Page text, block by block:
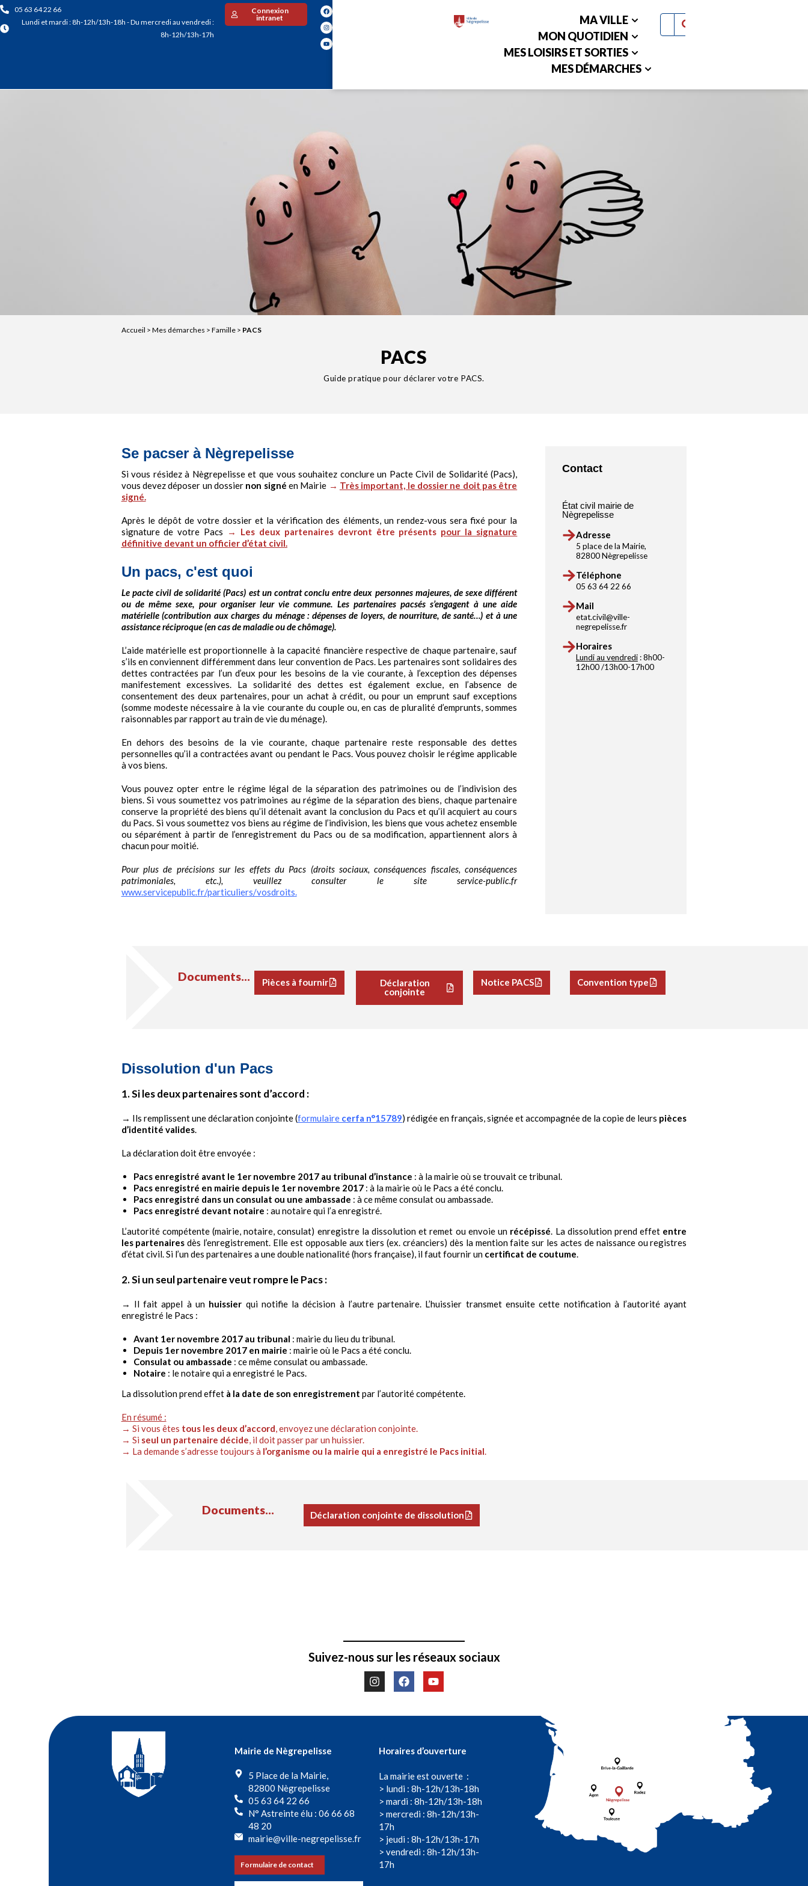
05 63 64 22 66
Lundi et mardi : 8h-12h/13h-18h - Du mercredi au vendredi :
8h-12h/13h-17h
Connexion
intranet
MA VILLE
MON QUOTIDIEN
MES LOISIRS ET SORTIES
MES DÉMARCHES
Accueil > Mes démarches > Famille> PACS
PACS
Guide pratique pour déclarer votre PACS.
Se pacser à Nègrepelisse
Si vous résidez à Nègrepelisse et que vous souhaitez conclure un Pacte Civil de Solidarité (Pacs),
vous devez déposer un dossiernon signé en Mairie → Très important, le dossier ne doit pas être
signé.
Après le dépôt de votre dossier et la vérification des éléments, un rendez-vous sera fixé pour la
signature de votre Pacs
→ Les deux partenaires devront être présents pour la signature
définitive devant un officier d’état civil.
Un pacs, c'est quoi
Le pacte civil de solidarité (Pacs) est un contrat conclu entre deux personnes majeures, de sexe différent
ou de même sexe, pour organiser leur vie commune. Les partenaires pacsés s’engagent à une aide
matérielle (contribution aux charges du ménage : dépenses de loyers, de nourriture, de santé…) et à une
assistance réciproque (en cas de maladie ou de chômage).
L’aide matérielle est proportionnelle à la capacité financière respective de chaque partenaire, sauf
s’ils en conviennent différemment dans leur convention de Pacs. Les partenaires sont solidaires des
dettes contractées par l’un d’eux pour les besoins de la vie courante, à l’exception des dépenses
manifestement excessives. La solidarité des dettes est également exclue, en l’absence de
consentement des deux partenaires, pour un achat à crédit, ou pour un emprunt sauf exceptions
(somme modeste nécessaire à la vie courante du couple ou, en cas de pluralité d’emprunts, sommes
raisonnables par rapport au train de vie du ménage).
En dehors des besoins de la vie courante, chaque partenaire reste responsable des dettes
personnelles qu’il a contractées avant ou pendant le Pacs. Vous pouvez choisir le régime applicable
à vos biens.
Vous pouvez opter entre le régime légal de la séparation des patrimoines ou de l’indivision des
biens. Si vous soumettez vos patrimoines au régime de la séparation des biens, chaque partenaire
conserve la propriété des biens qu’il détenait avant la conclusion du Pacs et qu’il acquiert au cours
du Pacs. Si vous soumettez vos biens au régime de l’indivision, les biens que vous achetez ensemble
ou séparément à partir de l’enregistrement du Pacs ou de sa modification, appartiennent alors à
chacun pour moitié.
Pour plus de précisions sur les effets du Pacs (droits sociaux, conséquences fiscales, conséquences
patrimoniales, etc.), veuillez consulter le site service-public.fr
www.servicepublic.fr/particuliers/vosdroits.
Contact
État civil mairie de
Nègrepelisse
Adresse
5 place de la Mairie,
82800 Nègrepelisse
Téléphone
05 63 64 22 66
Mail
etat.civil@ville-
negrepelisse.fr
Horaires
Lundi au vendredi: 8h00-
12h00 /13h00-17h00
Documents... Pièces à fournir
Déclaration
conjointe
Notice PACS Convention type
Dissolution d'un Pacs
1. Si les deux partenaires sont d’accord :
→ Ils remplissent une déclaration conjointe (formulaire cerfa n°15789) rédigée en français, signée et accompagnée de la copie de leurs pièces
d’identité valides.
La déclaration doit être envoyée :
Pacs enregistré avant le 1er novembre 2017 au tribunal d’instance : à la mairie où se trouvait ce tribunal.
Pacs enregistré en mairie depuis le 1er novembre 2017: à la mairie où le Pacs a été conclu.
Pacs enregistré dans un consulat ou une ambassade : à ce même consulat ou ambassade.
Pacs enregistré devant notaire : au notaire qui l’a enregistré.
L’autorité compétente (mairie, notaire, consulat) enregistre la dissolution et remet ou envoie un récépissé. La dissolution prend effet entre
les partenaires dès l’enregistrement. Elle est opposable aux tiers (ex. créanciers) dès la mention faite sur les actes de naissance ou registres
d’état civil. Si l’un des partenaires a une double nationalité (hors française), il faut fournir un certificat de coutume.
2. Si un seul partenaire veut rompre le Pacs :
→ Il fait appel à un huissier qui notifie la décision à l’autre partenaire. L’huissier transmet ensuite cette notification à l’autorité ayant
enregistré le Pacs :
Avant 1er novembre 2017 au tribunal : mairie du lieu du tribunal.
Depuis 1er novembre 2017 en mairie : mairie où le Pacs a été conclu.
Consulat ou ambassade : ce même consulat ou ambassade.
Notaire : le notaire qui a enregistré le Pacs.
La dissolution prend effet à la date de son enregistrement par l’autorité compétente.
En résumé :
→ Si vous êtes tous les deux d’accord, envoyez une déclaration conjointe.
→ Si seul un partenaire décide, il doit passer par un huissier.
→ La demande s’adresse toujours à l’organisme ou la mairie qui a enregistré le Pacs initial.
Documents... Déclaration conjointe de dissolution
Suivez-nous sur les réseaux sociaux
Mairie de Nègrepelisse
5 Place de la Mairie,
82800 Nègrepelisse
05 63 64 22 66
N° Astreinte élu : 06 66 68
48 20
mairie@ville-negrepelisse.fr
Formulaire de contact
Horaires d’ouverture
La mairie est ouverte :
> lundi : 8h-12h/13h-18h
> mardi : 8h-12h/13h-18h
> mercredi : 8h-12h/13h-
17h
> jeudi : 8h-12h/13h-17h
> vendredi : 8h-12h/13h-
17h